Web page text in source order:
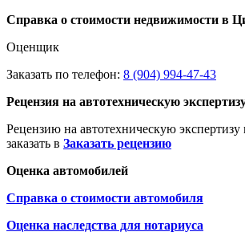
Справка о стоимости недвижимости в
Оценщик
Заказать по телефон: 8 (904) 994-47-43
Рецензия на автотехническую
Рецензию на автотехническую
заказать в Заказать рецензию
Оценка автомобилей
Справка о стоимости автомобиля
Оценка наследства для нотариуса